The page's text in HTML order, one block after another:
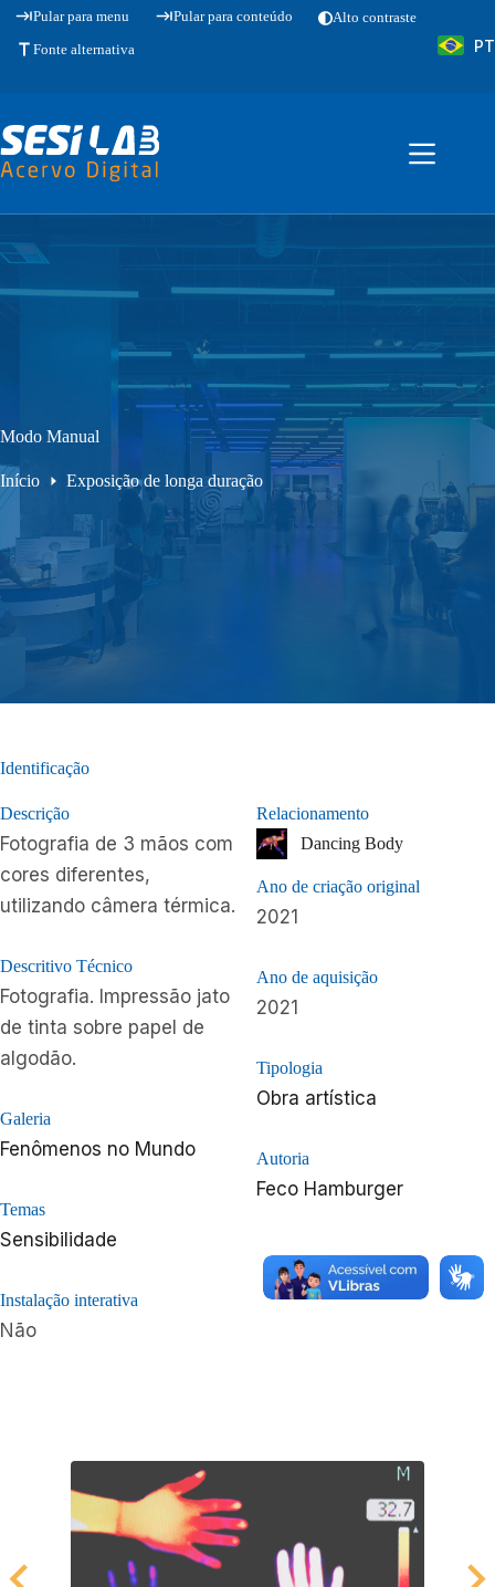
PularPular para menu Pular para conteúdo
Alto contraste
Fonte alternativa
PT
Modo Manual
Início Exposição de longa duração
Identificação
Descrição
Fotografia de 3 mãos com
cores diferentes,
utilizando câmera térmica.
Descritivo Técnico
Fotografia. Impressão jato
de tinta sobre papel de
algodão.
Galeria
Fenômenos no Mundo
Temas
Sensibilidade
Instalação interativa
Não
Relacionamento
Dancing Body
Ano de criação original
2021
Ano de aquisição
2021
Tipologia
Obra artística
Autoria
Feco Hamburger